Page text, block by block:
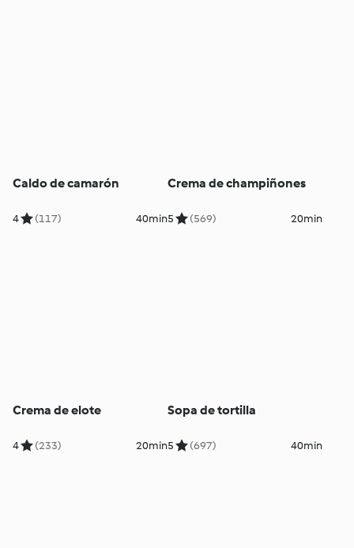
Caldo de camarón
4 (117) 40min
Crema de champiñones
5 (569) 20min
Crema de elote
4 (233) 20min
Sopa de tortilla
5 (697) 40min